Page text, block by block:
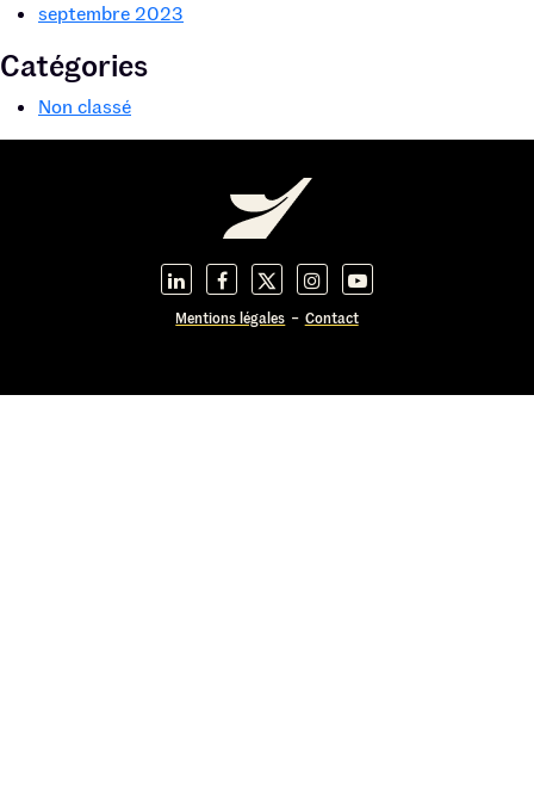
septembre 2023
Catégories
Non classé
Mentions légales Contact